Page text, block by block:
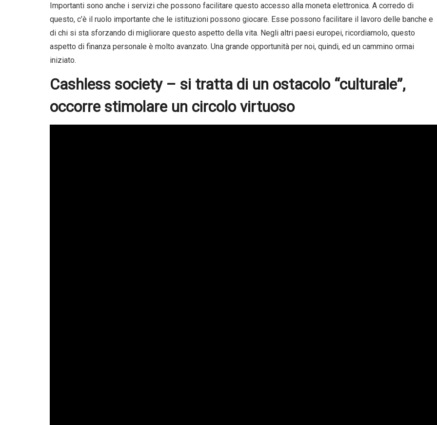
Importanti sono anche i servizi che possono facilitare questo accesso alla moneta elettronica. A corredo di
questo, c’è il ruolo importante che le istituzioni possono giocare. Esse possono facilitare il lavoro delle banche e
di chi si sta sforzando di migliorare questo aspetto della vita. Negli altri paesi europei, ricordiamolo, questo
aspetto di finanza personale è molto avanzato. Una grande opportunità per noi, quindi, ed un cammino ormai
iniziato.
Cashless society – si tratta di un ostacolo “culturale”,
occorre stimolare un circolo virtuoso